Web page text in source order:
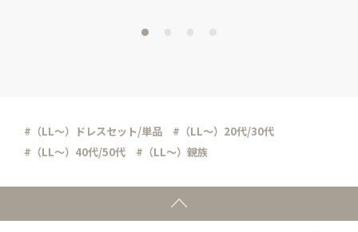
#（LL～）ドレスセット/単品
#（LL～）20代/30代
#（LL～）40代/50代
#（LL～）親族